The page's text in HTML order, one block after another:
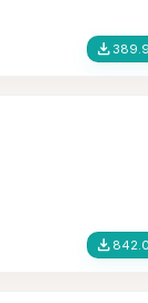
file_download
file_download